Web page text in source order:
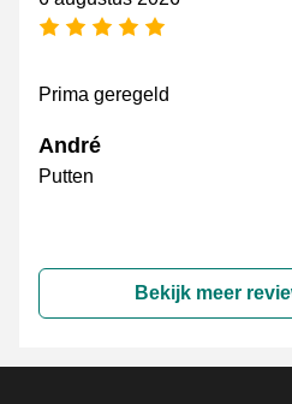
5 sterren
Prima geregeld
André
Putten
Bekijk meer